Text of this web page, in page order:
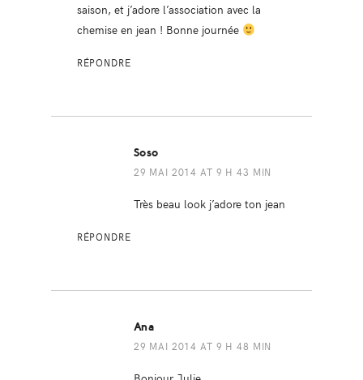
saison, et j’adore l’association avec la
chemise en jean ! Bonne journée
RÉPONDRE
Soso
29 MAI 2014 AT 9 H 43 MIN
Très beau look j’adore ton jean
RÉPONDRE
Ana
29 MAI 2014 AT 9 H 48 MIN